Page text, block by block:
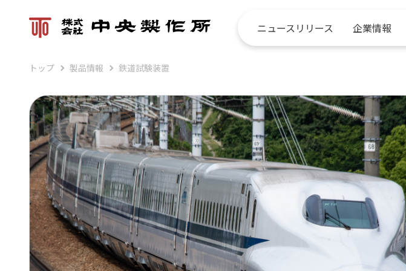
ニュースリリース 企業情報
企業情報
中央製作所とは？
会社概要
サスティナビリティ
製品情報
電源装置
電解加工機
鉄道試験装置
技術情報
産学連携
株主・投資家情報
IRニュース
株式情報
採用情報
中央製作所の紹介
社員サポート
トップ 製品情報 鉄道試験装置